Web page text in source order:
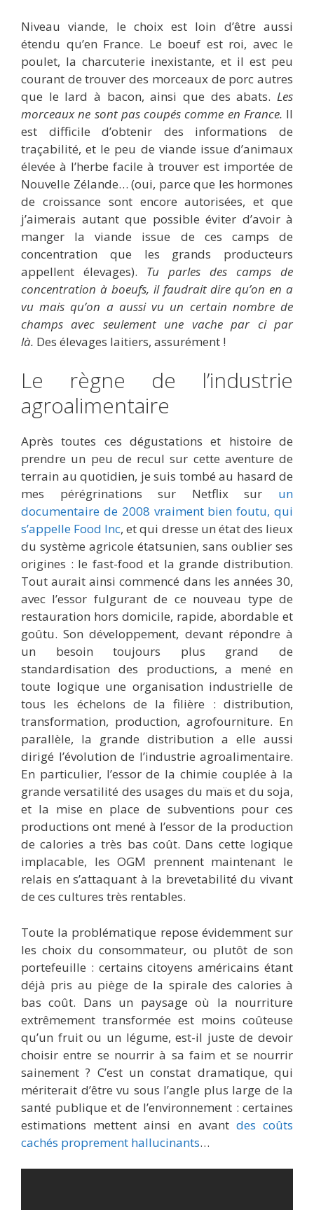
Niveau viande, le choix est loin d’être aussi
étendu qu’en France. Le boeuf est roi, avec le
poulet, la charcuterie inexistante, et il est peu
courant de trouver des morceaux de porc autres
que le lard à bacon, ainsi que des abats. Les
morceaux ne sont pas coupés comme en France. Il
est difficile d’obtenir des informations de
traçabilité, et le peu de viande issue d’animaux
élevée à l’herbe facile à trouver est importée de
Nouvelle Zélande… (oui, parce que les hormones
de croissance sont encore autorisées, et que
j’aimerais autant que possible éviter d’avoir à
manger la viande issue de ces camps de
concentration que les grands producteurs
appellent élevages). Tu parles des camps de
concentration à boeufs, il faudrait dire qu’on en a
vu mais qu’on a aussi vu un certain nombre de
champs avec seulement une vache par ci par
là. Des élevages laitiers, assurément !
Le règne de l’industrie
agroalimentaire
Après toutes ces dégustations et histoire de
prendre un peu de recul sur cette aventure de
terrain au quotidien, je suis tombé au hasard de
mes pérégrinations sur Netflix sur un
documentaire de 2008 vraiment bien foutu, qui
s’appelle Food Inc, et qui dresse un état des lieux
du système agricole étatsunien, sans oublier ses
origines : le fast-food et la grande distribution.
Tout aurait ainsi commencé dans les années 30,
avec l’essor fulgurant de ce nouveau type de
restauration hors domicile, rapide, abordable et
goûtu. Son développement, devant répondre à
un besoin toujours plus grand de
standardisation des productions, a mené en
toute logique une organisation industrielle de
tous les échelons de la filière : distribution,
transformation, production, agrofourniture. En
parallèle, la grande distribution a elle aussi
dirigé l’évolution de l’industrie agroalimentaire.
En particulier, l’essor de la chimie couplée à la
grande versatilité des usages du maïs et du soja,
et la mise en place de subventions pour ces
productions ont mené à l’essor de la production
de calories a très bas coût. Dans cette logique
implacable, les OGM prennent maintenant le
relais en s’attaquant à la brevetabilité du vivant
de ces cultures très rentables.
Toute la problématique repose évidemment sur
les choix du consommateur, ou plutôt de son
portefeuille : certains citoyens américains étant
déjà pris au piège de la spirale des calories à
bas coût. Dans un paysage où la nourriture
extrêmement transformée est moins coûteuse
qu’un fruit ou un légume, est-il juste de devoir
choisir entre se nourrir à sa faim et se nourrir
sainement ? C’est un constat dramatique, qui
mériterait d’être vu sous l’angle plus large de la
santé publique et de l’environnement : certaines
estimations mettent ainsi en avant des coûts
cachés proprement hallucinants…